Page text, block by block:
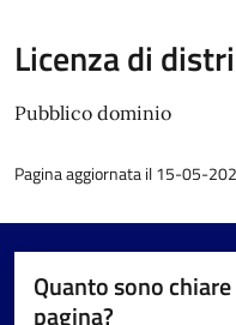
Licenza di
Pubblico dominio
Pagina aggiornata il 15-05-
Quanto sono
pagina?